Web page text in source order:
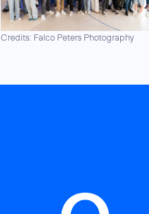
Credits: Falco Peters Photography